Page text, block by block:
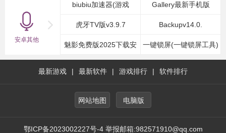
安卓其他
biubiu加速器(游戏 Gallery最新手机版
虎牙TV版v3.9.7 Backupv14.0.
魅影免费版2025下载安 一键锁屏(一键锁屏工具)
最新游戏 | 最新软件 | 游戏排行 | 软件排行
网站地图 电脑版
鄂ICP备2023002227号-4 举报邮箱:982571910@qq.com